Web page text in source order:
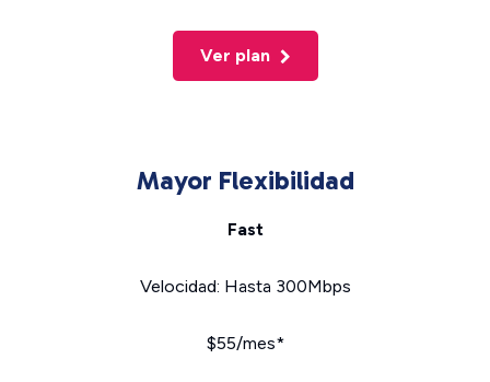
Ver plan
Mayor Flexibilidad
Fast
Velocidad: Hasta 300Mbps
$55/mes*